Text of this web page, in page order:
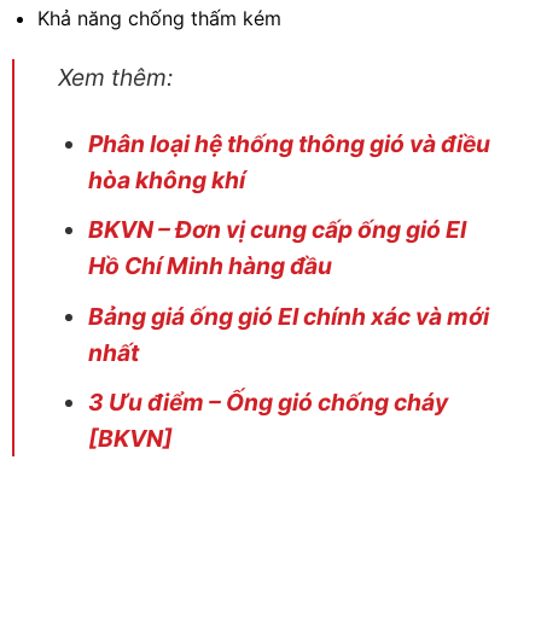
Khả năng chống thấm kém
Xem thêm:
Phân loại hệ thống thông gió và điều
hòa không khí
BKVN – Đơn vị cung cấp ống gió EI
Hồ Chí Minh hàng đầu
Bảng giá ống gió EI chính xác và mới
nhất
3 Ưu điểm – Ống gió chống cháy
[BKVN]